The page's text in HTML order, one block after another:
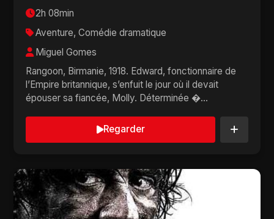
2h 08min
Aventure, Comédie dramatique
Miguel Gomes
Rangoon, Birmanie, 1918. Edward, fonctionnaire de
l’Empire britannique, s’enfuit le jour où il devait
épouser sa fiancée, Molly. Déterminée �...
Regarder